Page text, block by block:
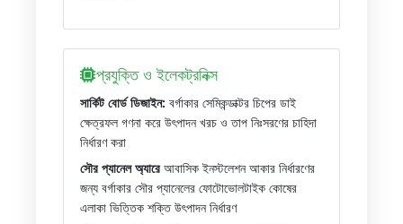
প্রযুক্তি ও ইলেকট্রনিক্স
সার্কিট বোর্ড ডিজাইন: বর্গাকার সেমিকন্ডাক্টর চিপের ডাই
ক্ষেত্রফল গণনা করে উৎপাদন খরচ ও তাপ নিঃসরণের চাহিদা
নির্ধারণ করা
সৌর প্যানেল অ্যারেআবাসিক ইনস্টলেশন আকার নির্ধারণের
জন্য বর্গাকার সৌর প্যানেলের ফোটোভোলটাইক কোষের
এলাকা ভিত্তিক শক্তি উৎপাদন নির্ধারণ